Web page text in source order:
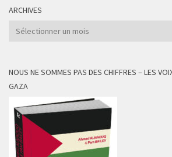
ARCHIVES
Archives
NOUS NE SOMMES PAS DES CHIFFRES – LES
GAZA